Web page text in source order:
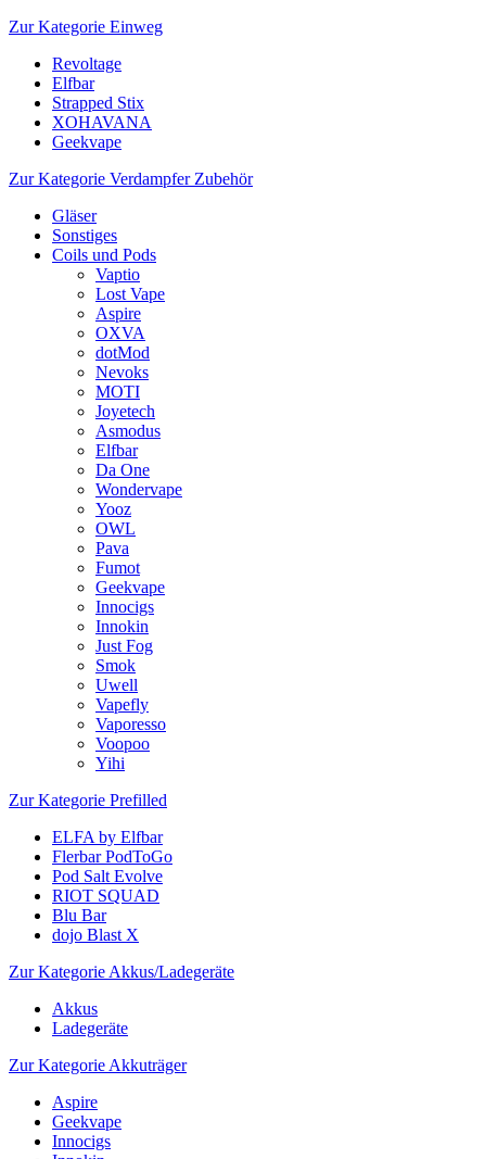
Zur Kategorie Einweg
Revoltage
Elfbar
Strapped Stix
XOHAVANA
Geekvape
Zur Kategorie Verdampfer Zubehör
Gläser
Sonstiges
Coils und Pods
Vaptio
Lost Vape
Aspire
OXVA
dotMod
Nevoks
MOTI
Joyetech
Asmodus
Elfbar
Da One
Wondervape
Yooz
OWL
Pava
Fumot
Geekvape
Innocigs
Innokin
Just Fog
Smok
Uwell
Vapefly
Vaporesso
Voopoo
Yihi
Zur Kategorie Prefilled
ELFA by Elfbar
Flerbar PodToGo
Pod Salt Evolve
RIOT SQUAD
Blu Bar
dojo Blast X
Zur Kategorie Akkus/Ladegeräte
Akkus
Ladegeräte
Zur Kategorie Akkuträger
Aspire
Geekvape
Innocigs